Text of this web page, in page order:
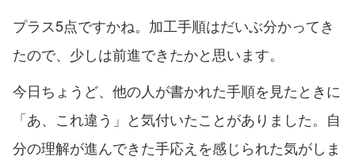
プラス5点ですかね。加工手順はだいぶ分かってき
たので、少しは前進できたかと思います。
今日ちょうど、他の人が書かれた手順を見たときに
「あ、これ違う」と気付いたことがありました。自
分の理解が進んできた手応えを感じられた気がしま